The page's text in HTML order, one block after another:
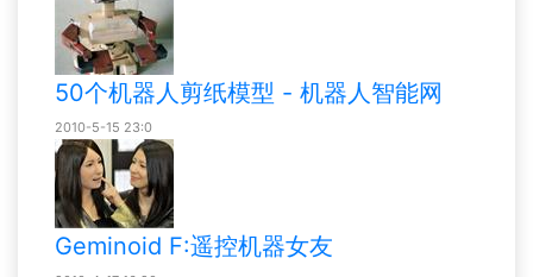
50个机器人剪纸模型 - 机器人智能网
2010-5-15 23:0
Geminoid F:遥控机器女友